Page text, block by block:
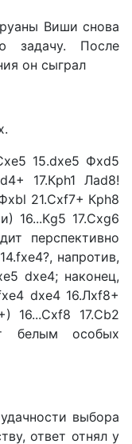
Виши снова
задачу. После
он сыграл
15.dxe5 Фxd5
17.Крh1 Лad8!
21.Сxf7+ Крh8
16...Кg5 17.Сxg6
перспективно
напротив,
dxe4; наконец,
dxe4 16.Лxf8+
16...Сxf8 17.Сb2
белым особых
выбора
ответ отнял у